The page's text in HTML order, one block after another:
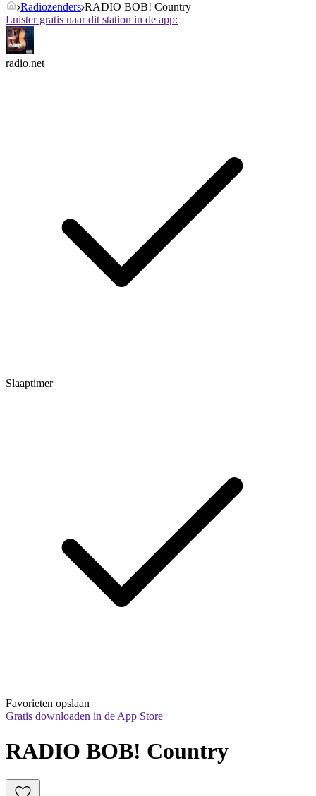
Radiozenders RADIO BOB! Country
Luister gratis naar dit station in de app:
radio.net
Slaaptimer
Favorieten opslaan
Gratis downloaden in de App Store
RADIO BOB! Country